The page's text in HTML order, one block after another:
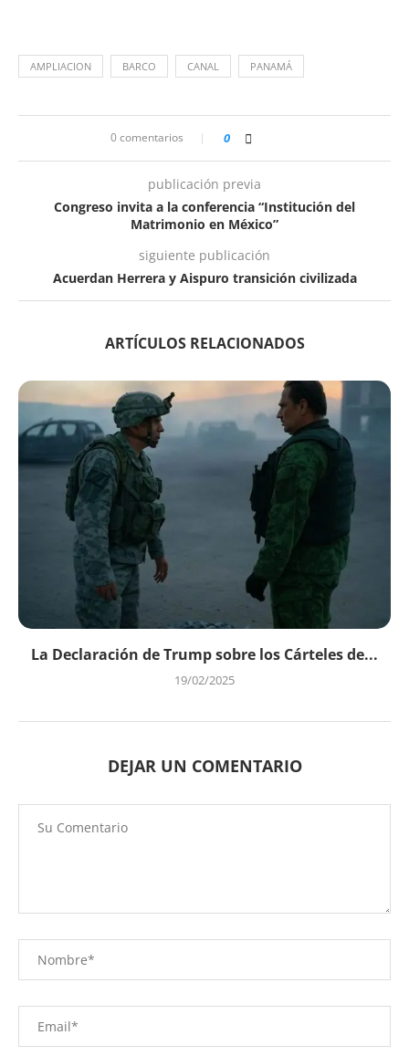
AMPLIACION BARCO CANAL PANAMÁ
0 comentarios 0
publicación previa
Congreso invita a la conferencia “Institución del
Matrimonio en México”
siguiente publicación
Acuerdan Herrera y Aispuro transición civilizada
ARTÍCULOS RELACIONADOS
La Declaración de Trump sobre los Cárteles de...
19/02/2025
DEJAR UN COMENTARIO